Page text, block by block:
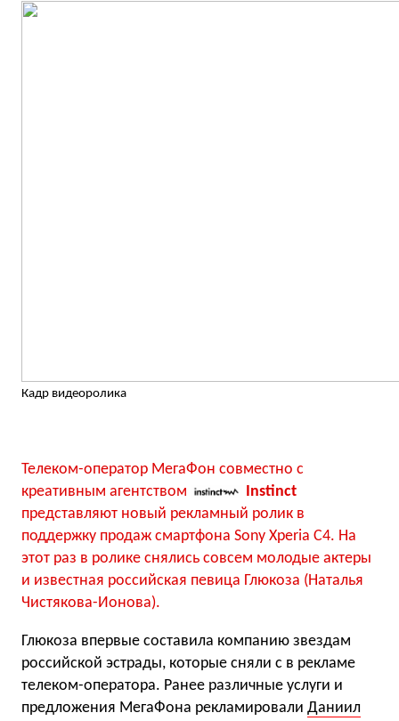
Кадр видеоролика
Телеком-оператор МегаФон совместно с
креативным агентством
Instinct
представляют новый рекламный ролик в
поддержку продаж смартфона Sony Xperia C4. На
этот раз в ролике снялись совсем молодые актеры
и известная российская певица Глюкоза (Наталья
Чистякова-Ионова).
Глюкоза впервые составила компанию звездам
российской эстрады, которые сняли с в рекламе
телеком-оператора. Ранее различные услуги и
предложения МегаФона рекламировали Даниил